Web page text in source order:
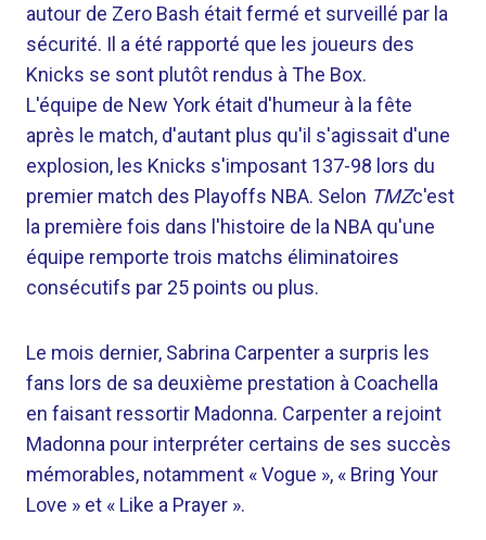
autour de Zero Bash était fermé et surveillé par la
sécurité. Il a été rapporté que les joueurs des
Knicks se sont plutôt rendus à The Box.
L'équipe de New York était d'humeur à la fête
après le match, d'autant plus qu'il s'agissait d'une
explosion, les Knicks s'imposant 137-98 lors du
premier match des Playoffs NBA. Selon TMZc'est
la première fois dans l'histoire de la NBA qu'une
équipe remporte trois matchs éliminatoires
consécutifs par 25 points ou plus.
Le mois dernier, Sabrina Carpenter a surpris les
fans lors de sa deuxième prestation à Coachella
en faisant ressortir Madonna. Carpenter a rejoint
Madonna pour interpréter certains de ses succès
mémorables, notamment « Vogue », « Bring Your
Love » et « Like a Prayer ».